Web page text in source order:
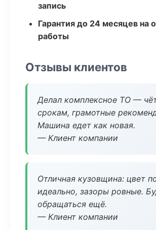
запись
Гарантия до 24 месяцев на
работы
Отзывы клиентов
Делал комплексное ТО —
срокам, грамотные
Машина едет как новая.
— Клиент компании
Отличная кузовщина: цвет
идеально, зазоры ровные.
обращаться ещё.
— Клиент компании